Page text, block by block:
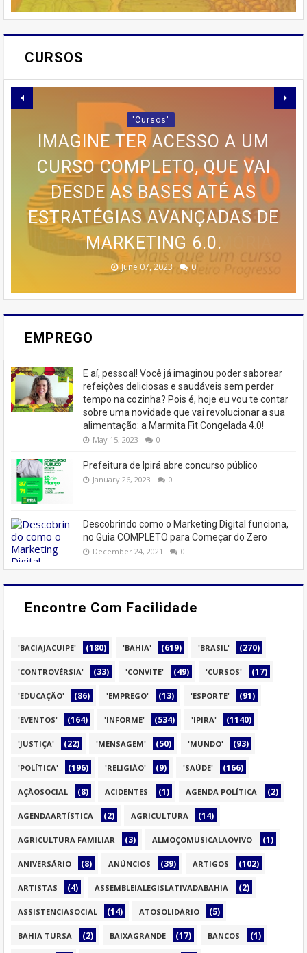
CURSOS
🚨 ÚLTIMAS VAGAS EM IPIRÁ!
🚨
February 23, 2026
PARCERIA LANÇA GUIA
PRÁTICO PARA QUEM DESEJA
EMAGRECER SEM SAIR DE
CASA
August 10, 2025
🍰 TRANSFORME SUA PAIXÃO
POR BOLOS EM RENDA COM O
CURSO DA CASA DOS BOLOS
CASEIROS!
June 13, 2025 0
PROGRAMA AVANÇADO DE
TREINAMENTO DA MEMÓRIA
July 07, 2023 0
'Cursos'
IMAGINE TER ACESSO A UM
CURSO COMPLETO, QUE VAI
DESDE AS BASES ATÉ AS
ESTRATÉGIAS AVANÇADAS DE
MARKETING 6.0.
June 07, 2023 0
EMPREGO
E aí, pessoal! Você já imaginou poder saborear
refeições deliciosas e saudáveis ​​sem perder
tempo na cozinha? Pois é, hoje eu vou te contar
sobre uma novidade que vai revolucionar a sua
alimentação: a Marmita Fit Congelada 4.0!
May 15, 2023 0
Prefeitura de Ipirá abre concurso público
January 26, 2023 0
Descobrindo como o Marketing Digital funciona,
no Guia COMPLETO para Começar do Zero
December 24, 2021 0
Encontre Com Facilidade
'BACIAJACUIPE' (180) 'BAHIA' (619) 'BRASIL' (270)
'CONTROVÉRSIA' (33) 'CONVITE' (49) 'CURSOS' (17)
'EDUCAÇÃO' (86) 'EMPREGO' (13) 'ESPORTE' (91)
'EVENTOS' (164) 'INFORME' (534) 'IPIRA' (1140)
'JUSTIÇA' (22) 'MENSAGEM' (50) 'MUNDO' (93)
'POLÍTICA' (196) 'RELIGIÃO' (9) 'SAÚDE' (166)
AÇÃOSOCIAL (8) ACIDENTES (1) AGENDA POLÍTICA (2)
AGENDAARTÍSTICA (2) AGRICULTURA (14)
AGRICULTURA FAMILIAR (3) ALMOÇOMUSICALAOVIVO (1)
ANIVERSÁRIO (8) ANÚNCIOS (39) ARTIGOS (102)
ARTISTAS (4) ASSEMBLEIALEGISLATIVADABAHIA (2)
ASSISTENCIASOCIAL (14) ATOSOLIDÁRIO (5)
BAHIA TURSA (2) BAIXAGRANDE (17) BANCOS (1)